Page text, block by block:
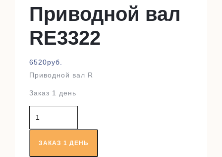
Приводной вал
RE3322
6520руб.
Приводной вал R
Заказ 1 день
товара
Приводной
валЗАКАЗ 1 ДЕНЬ